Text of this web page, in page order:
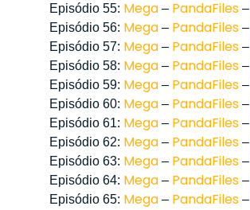
Episódio 55: Mega– PandaFiles–
Episódio 56: Mega– PandaFiles–
Episódio 57: Mega– PandaFiles–
Episódio 58: Mega– PandaFiles–
Episódio 59: Mega– PandaFiles–
Episódio 60: Mega– PandaFiles–
Episódio 61: Mega– PandaFiles–
Episódio 62: Mega– PandaFiles–
Episódio 63: Mega– PandaFiles–
Episódio 64: Mega– PandaFiles–
Episódio 65: Mega– PandaFiles–